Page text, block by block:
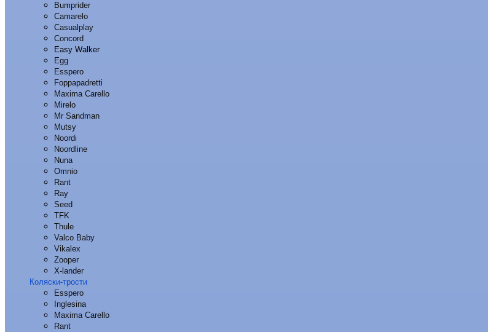
Bumprider
Camarelo
Casualplay
Concord
Easy Walker
Egg
Esspero
Foppapadretti
Maxima Carello
Mirelo
Mr Sandman
Mutsy
Noordi
Noordline
Nuna
Omnio
Rant
Ray
Seed
TFK
Thule
Valco Baby
Vikalex
Zooper
X-lander
Коляски-трости
Esspero
Inglesina
Maxima Carello
Rant